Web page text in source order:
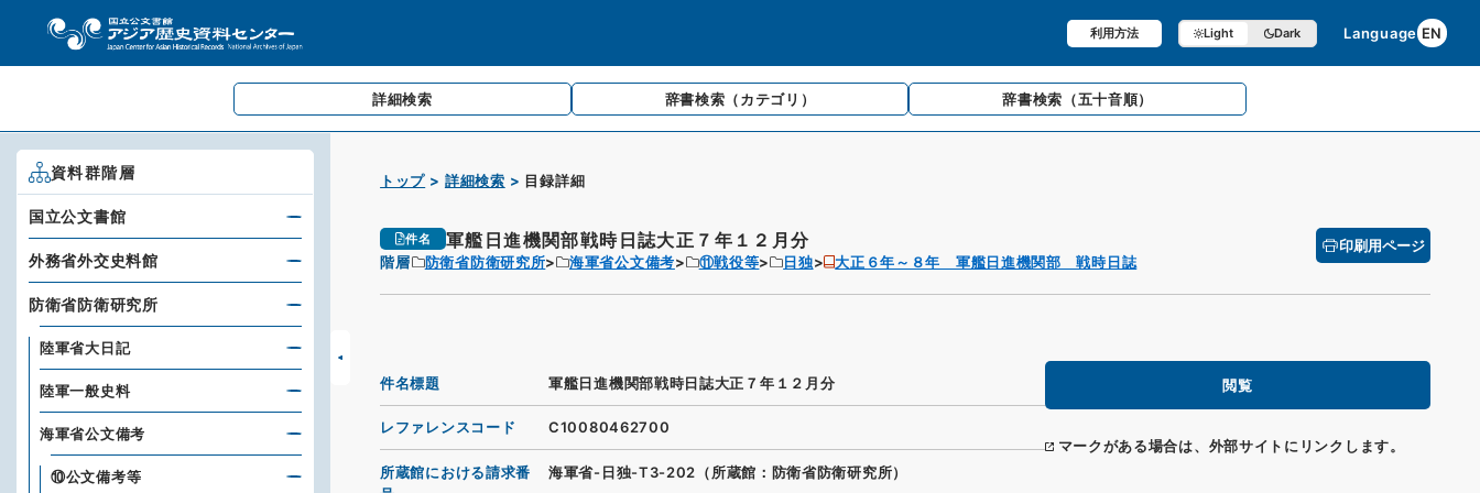
利用方法 Light Dark Language EN
詳細検索 辞書検索 （カテゴリ） 辞書検索 （五十音順）
トップ 詳細検索 目録詳細
件名 軍艦日進機関部戦時日誌大正７年１２月分
階層 防衛省防衛研究所 海軍省公文備考 ⑪戦役等 日独 大正６年～８年 軍艦日進機関部 戦時日誌
印刷用ページ
閲覧
マークがある場合は、外部サイトにリンクします。
件名標題 軍艦日進機関部戦時日誌大正７年１２月分
レファレンスコード C10080462700
所蔵館における請求番
海軍省-日独-T3-202（所蔵館：防衛省防衛研究所）
資料群階層
国立公文書館
外務省外交史料館
防衛省防衛研究所
陸軍省大日記
陸軍一般史料
海軍省公文備考
⑩公文備考等